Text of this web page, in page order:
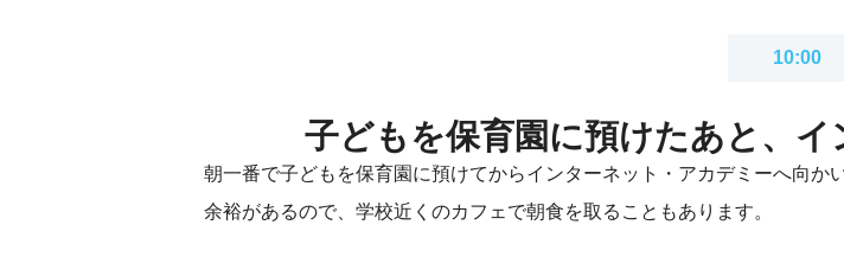
10:00
子どもを保育園に預けたあと、 イ
朝一番で子どもを保育園に預けてからインターネット・アカデミーへ向か
余裕があるので、学校近くのカフェで朝食を取ることもあります。